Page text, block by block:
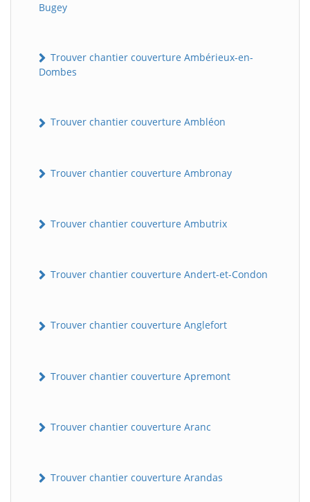
Bugey
Trouver chantier couverture Ambérieux-en-
Dombes
Trouver chantier couverture Ambléon
Trouver chantier couverture Ambronay
Trouver chantier couverture Ambutrix
Trouver chantier couverture Andert-et-Condon
Trouver chantier couverture Anglefort
Trouver chantier couverture Apremont
Trouver chantier couverture Aranc
Trouver chantier couverture Arandas